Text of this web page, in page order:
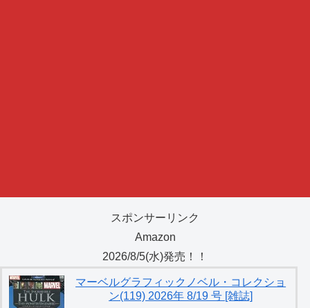
スポンサーリンク
Amazon
2026/8/5(水)発売！！
マーベルグラフィックノベル・コレクショ
ン(119) 2026年 8/19 号 [雑誌]